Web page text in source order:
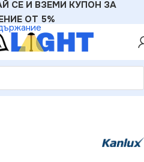
СЕ И ВЗЕМИ КУПОН ЗА
ОТ 5%
Тройна вертикална рамка LOGI